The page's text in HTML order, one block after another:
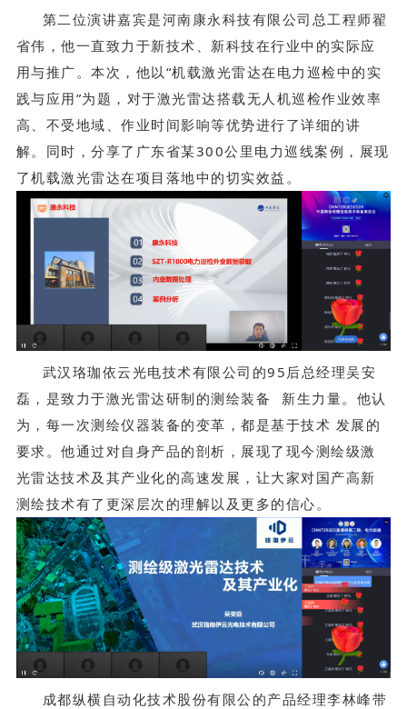
第二位演讲嘉宾是河南康永科技有限公司总工程师翟
省伟，他一直致力于新技术、新科技在行业中的实际应
用与推广。本次，他以“机载激光雷达在电力巡检中的实
践与应用”为题，对于激光雷达搭载无人机巡检作业效率
高、不受地域、作业时间影响等优势进行了详细的讲
解。同时，分享了广东省某300公里电力巡线案例，展现
了机载激光雷达在项目落地中的切实效益。
武汉珞珈依云光电技术有限公司的95后总经理吴安
磊，是致力于激光雷达研制的测绘装备
新生力量。他认
为，每一次测绘仪器装备的变革，都是基于技术 发展的
要求。他通过对自身产品的剖析，展现了现今测绘级激
光雷达技术及其产业化的高速发展，让大家对国产高新
测绘技术有了更深层次的理解以及更多的信心。
成都纵横自动化技术股份有限公的产品经理李林峰带